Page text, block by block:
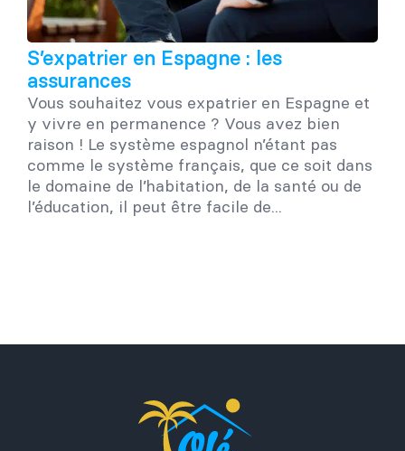
S’expatrier en Espagne : les
assurances
Vous souhaitez vous expatrier en Espagne et
y vivre en permanence ? Vous avez bien
raison ! Le système espagnol n’étant pas
comme le système français, que ce soit dans
le domaine de l’habitation, de la santé ou de
l’éducation, il peut être facile de...